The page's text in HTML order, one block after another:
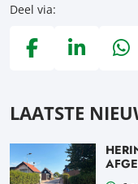
Deel via:
LAATSTE